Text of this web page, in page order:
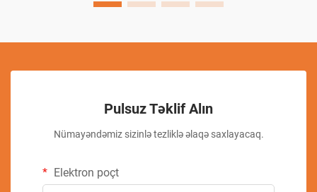
Pulsuz Təklif Alın
Nümayəndəmiz sizinlə tezliklə əlaqə saxlayacaq.
Elektron poçt